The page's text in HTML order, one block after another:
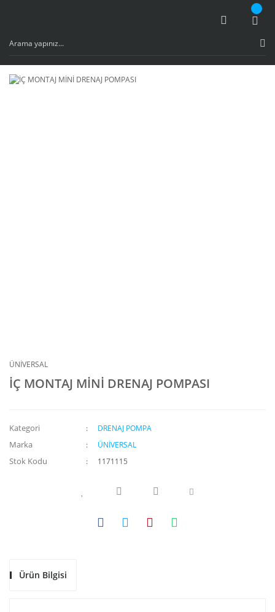
ÜNİVERSAL
İÇ MONTAJ MİNİ DRENAJ POMPASI
Kategori DRENAJ POMPA
Marka ÜNİVERSAL
Stok Kodu 1171115
Ürün Bilgisi